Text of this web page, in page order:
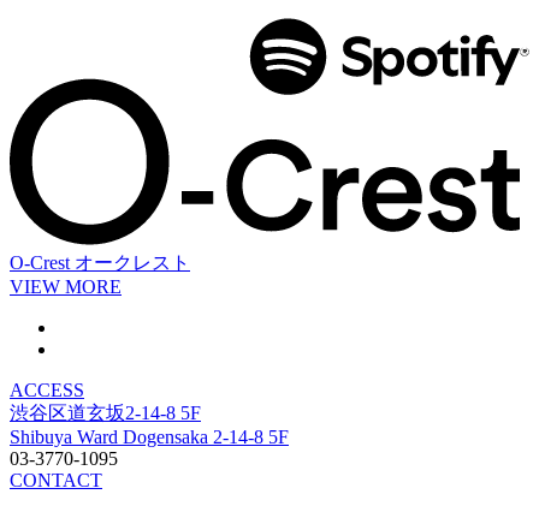
O-Crest オークレスト
VIEW MORE
ACCESS
渋谷区道玄坂2-14-8 5F
Shibuya Ward Dogensaka 2-14-8 5F
03-3770-1095
CONTACT